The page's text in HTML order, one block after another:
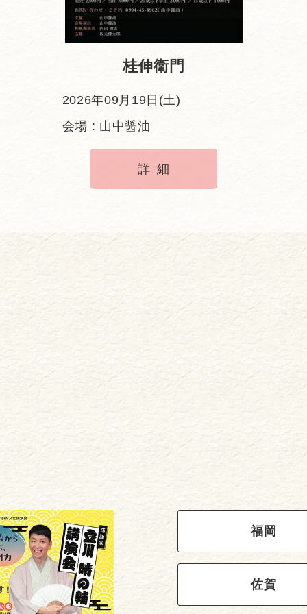
桂伸衛門
2026年09月19日(土)
会場 : 山中醤油
詳細
福岡
佐賀